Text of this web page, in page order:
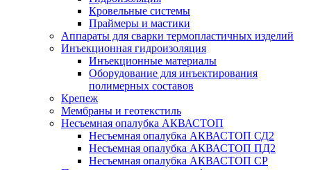
Кровельные системы
Праймеры и мастики
Аппараты для сварки термопластичных изделий
Инъекционная гидроизоляция
Инъекционные материалы
Оборудование для инъектирования
полимерных составов
Крепеж
Мембраны и геотекстиль
Несъемная опалубка АКВАСТОП
Несъемная опалубка АКВАСТОП СД2
Несъемная опалубка АКВАСТОП ПД2
Несъемная опалубка АКВАСТОП СР